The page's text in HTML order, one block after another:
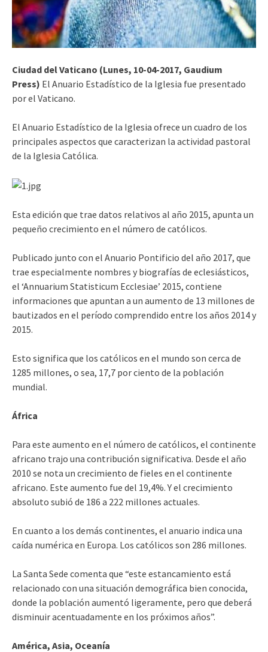
Ciudad del Vaticano (Lunes, 10-04-2017, Gaudium
Press) El Anuario Estadístico de la Iglesia fue presentado
por el Vaticano.
El Anuario Estadístico de la Iglesia ofrece un cuadro de los
principales aspectos que caracterizan la actividad pastoral
de la Iglesia Católica.
Esta edición que trae datos relativos al año 2015, apunta un
pequeño crecimiento en el número de católicos.
Publicado junto con el Anuario Pontificio del año 2017, que
trae especialmente nombres y biografías de eclesiásticos,
el ‘Annuarium Statisticum Ecclesiae’ 2015, contiene
informaciones que apuntan a un aumento de 13 millones de
bautizados en el período comprendido entre los años 2014 y
2015.
Esto significa que los católicos en el mundo son cerca de
1285 millones, o sea, 17,7 por ciento de la población
mundial.
África
Para este aumento en el número de católicos, el continente
africano trajo una contribución significativa. Desde el año
2010 se nota un crecimiento de fieles en el continente
africano. Este aumento fue del 19,4%. Y el crecimiento
absoluto subió de 186 a 222 millones actuales.
En cuanto a los demás continentes, el anuario indica una
caída numérica en Europa. Los católicos son 286 millones.
La Santa Sede comenta que “este estancamiento está
relacionado con una situación demográfica bien conocida,
donde la población aumentó ligeramente, pero que deberá
disminuir acentuadamente en los próximos años”.
América, Asia, Oceanía